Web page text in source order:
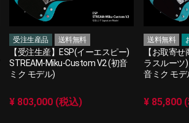
受注生産品 送料無料
【受注生産】ESP(イーエスピー)
STREAM-Miku-Custom V2 (初音
ミク モデル)
¥ 803,000 (税込)
送料無料
【お取寄
ラスルーツ)
音ミク モデ
¥ 85,800